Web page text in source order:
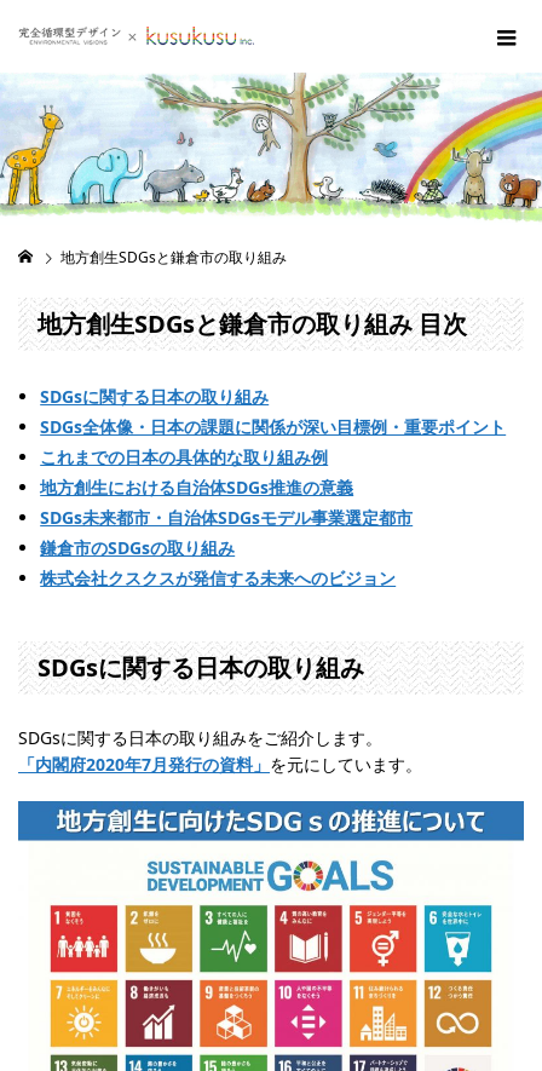
地方創生SDGsと鎌倉市の取り組み
地方創生SDGsと鎌倉市の取り組み 目次
SDGsに関する日本の取り組み
SDGs全体像・日本の課題に関係が深い目標例・重要ポイント
これまでの日本の具体的な取り組み例
地方創生における自治体SDGs推進の意義
SDGs未来都市・自治体SDGsモデル事業選定都市
鎌倉市のSDGsの取り組み
株式会社クスクスが発信する未来へのビジョン
SDGsに関する日本の取り組み
SDGsに関する日本の取り組みをご紹介します。
「内閣府2020年7月発行の資料」 を元にしています。